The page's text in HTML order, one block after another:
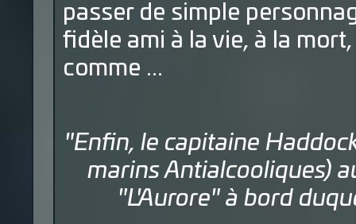
passer de simple
fidèle ami à la vie, à la
comme ...
"Enfin, le capitaine
marins Antialcooliques)
"L'Aurore" à bord